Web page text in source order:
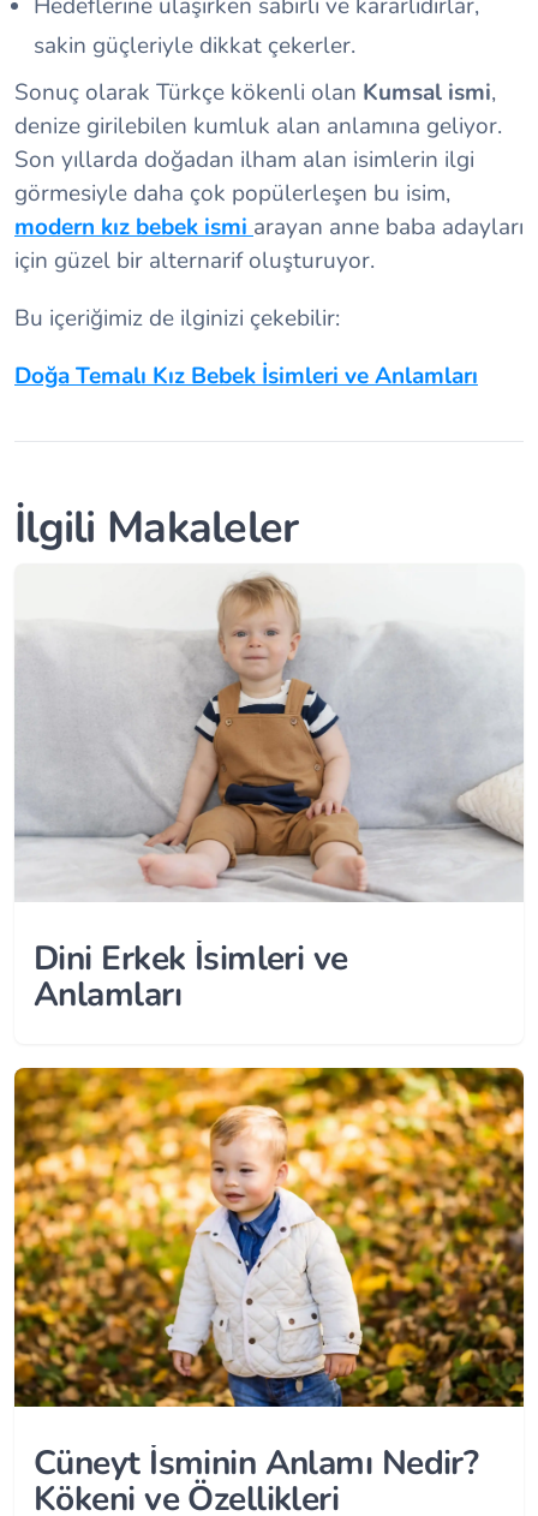
sakin güçleriyle dikkat çekerler.
Sonuç olarak Türkçe kökenli olan Kumsal ismi,
denize girilebilen kumluk alan anlamına geliyor.
Son yıllarda doğadan ilham alan isimlerin ilgi
görmesiyle daha çok popülerleşen bu isim,
modern kız bebek ismi arayan anne baba adayları
için güzel bir alternarif oluşturuyor.
Bu içeriğimiz de ilginizi çekebilir:
Doğa Temalı Kız Bebek İsimleri ve Anlamları
İlgili Makaleler
Dini Erkek İsimleri ve
Anlamları
Cüneyt İsminin Anlamı Nedir?
Kökeni ve Özellikleri